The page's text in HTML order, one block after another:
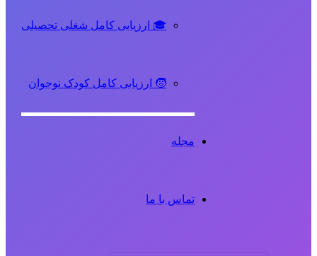
🎓 ارزیابی کامل شغلی تحصیلی
🧒 ارزیابی کامل کودک نوجوان
مجله
تماس با ما